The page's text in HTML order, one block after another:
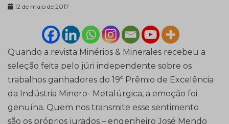
12 de maio de 2017
Quando a revista Minérios & Minerales recebeu a
seleção feita pelo júri independente sobre os
trabalhos ganhadores do 19º Prêmio de Excelência
da Indústria Minero- Metalúrgica, a emoção foi
genuína. Quem nos transmite esse sentimento
são os próprios jurados – engenheiro José Mendo